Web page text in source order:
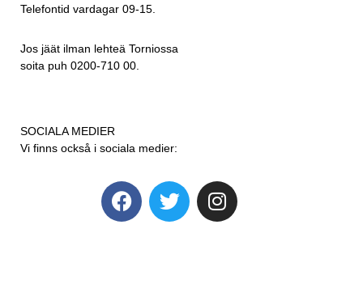
Telefontid vardagar 09-15.
Jos jäät ilman lehteä Torniossa
soita puh 0200-710 00.
SOCIALA MEDIER
Vi finns också i sociala medier: